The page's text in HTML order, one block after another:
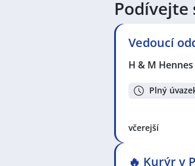
V lokalitě
práci!
Zvyšte si šanci
Podívejte
Vedoucí
H & M
Plný
včerejší
🔥 Kurýr v